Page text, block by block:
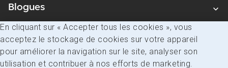
Blogues
Avis juridiques
Confidentialité
En cliquant sur « Accepter tous les cookies », vous
acceptez le stockage de cookies sur votre appareil
pour améliorer la navigation sur le site, analyser son
utilisation et contribuer à nos efforts de marketing.